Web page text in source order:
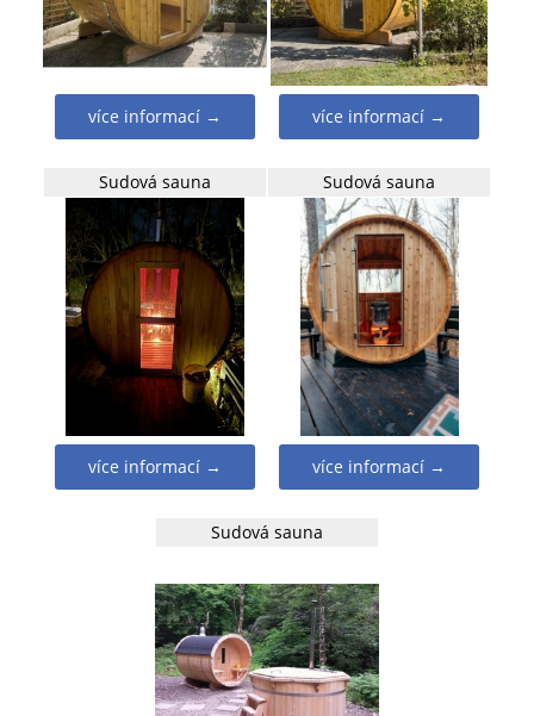
více informací → více informací →
Sudová sauna
více informací →
Sudová sauna
více informací →
Sudová sauna